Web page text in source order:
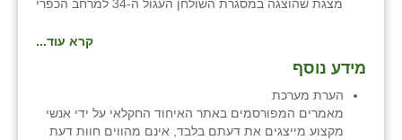
מצגת שהוצגה במסגרת השולחן העגול ה-34 למרחב הכפרי
קרא עוד...
מידע נוסף
הערת מערכת
מאמרים המפורסמים באתר האיחוד החקלאי על ידי אנשי
מקצוע מייצגים את דעתם בלבד, אינם מהווים חוות דעת
הדר עם
חרב לאת